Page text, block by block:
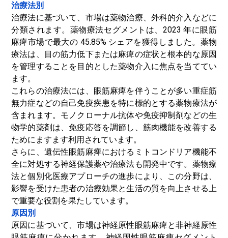
治療法別
治療法に基づいて、市場は薬物治療、外科的介入などに
分類されます。薬物療法セグメントは、2023 年に眼筋
麻痺市場で最大の 45.85% シェアを獲得しました。薬物
療法は、目の筋力低下または麻痺の症状と根本的な原因
を管理することを目的とした薬物介入に焦点を当ててい
ます。
これらの治療法には、眼筋麻痺を伴うことが多い重症筋
無力症などの自己免疫疾患を特に標的とする薬物療法が
含まれます。モノクローナル抗体や免疫抑制剤などの生
物学的薬剤は、免疫応答を調節し、筋肉機能を改善する
ためにますます利用されています。
さらに、遺伝性眼筋麻痺におけるミトコンドリア機能不
全に対処する神経保護薬や治療法も開発中です。薬物療
法と個別化医療アプローチの進歩により、この分野は、
影響を受けた患者の治療効果と生活の質を向上させる上
で重要な役割を果たしています。
原因別
原因に基づいて、市場は神経原性眼筋麻痺と非神経原性